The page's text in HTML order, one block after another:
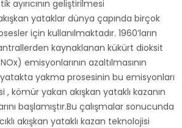
ayırıcının geliştirilmesi
yataklar dünya çapında birçok
için kullanılmaktadır. 1960’ların
kaynaklanan kükürt dioksit
emisyonlarının azaltılmasının
yakma prosesinin bu emisyonları
kömür yakan akışkan yataklı kazanın
başlamıştır.Bu çalışmalar sonucunda
akışkan yataklı kazan teknolojisi